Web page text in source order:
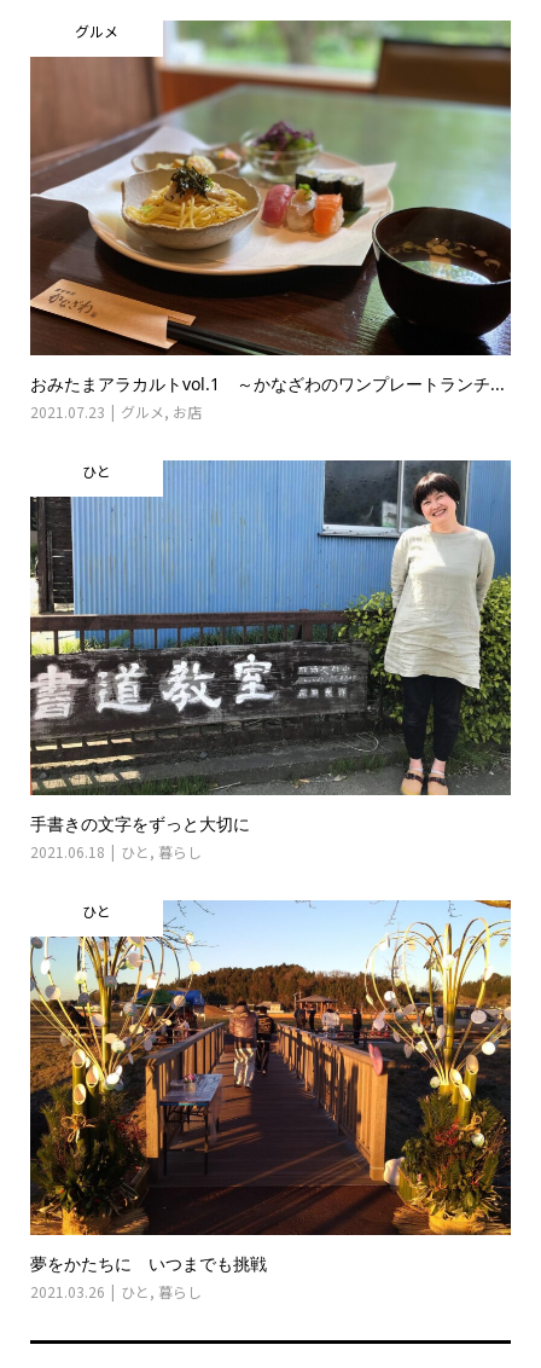
グルメ
おみたまアラカルトvol.1 ～かなざわのワンプレートランチ...
2021.07.23 グルメ, お店
ひと
手書きの文字をずっと大切に
2021.06.18 ひと , 暮らし
ひと
夢をかたちに いつまでも挑戦
2021.03.26 ひと , 暮らし